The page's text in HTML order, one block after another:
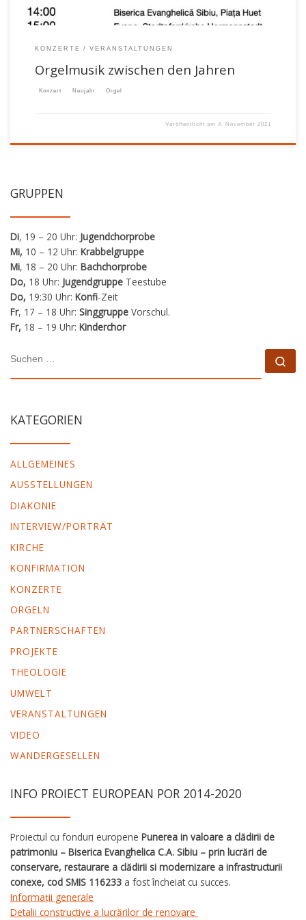
KONZERTE VERANSTALTUNGEN
Orgelmusik zwischen den Jahren
Konzert Neujahr Orgel
Veröffentlicht am4. November 2021
GRUPPEN
Di, 19 – 20 Uhr: Jugendchorprobe
Mi, 10 – 12 Uhr: Krabbelgruppe
Mi, 18 – 20 Uhr: Bachchorprobe
Do, 18 Uhr: Jugendgruppe Teestube
Do, 19:30 Uhr: Konfi-Zeit
Fr, 17 – 18 Uhr: Singgruppe Vorschul.
Fr, 18 – 19 Uhr: Kinderchor
SUCHE
KATEGORIEN
ALLGEMEINES
AUSSTELLUNGEN
DIAKONIE
INTERVIEW/PORTRÄT
KIRCHE
KONFIRMATION
KONZERTE
ORGELN
PARTNERSCHAFTEN
PROJEKTE
THEOLOGIE
UMWELT
VERANSTALTUNGEN
VIDEO
WANDERGESELLEN
INFO PROIECT EUROPEAN POR 2014-2020
Proiectul cu fonduri europene Punerea in valoare a clădirii de
patrimoniu – Biserica Evanghelica C.A. Sibiu – prin lucrări de
conservare, restaurare a clădirii si modernizare a infrastructurii
conexe, cod SMIS 116233 a fost încheiat cu succes.
Informații generale
Detalii constructive a lucrărilor de renovare